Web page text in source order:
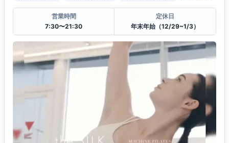
営業時間
7:30〜21:30
定休日
年末年始（12/29~1/3）